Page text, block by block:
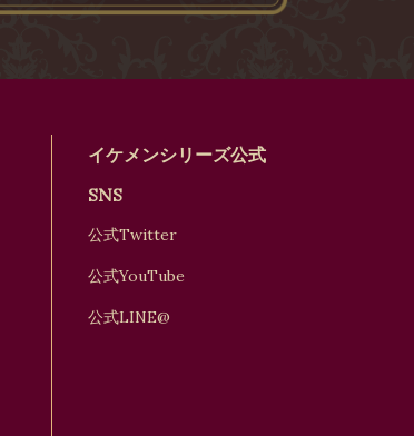
イケメンシリーズ公式
SNS
公式Twitter
公式YouTube
公式LINE@